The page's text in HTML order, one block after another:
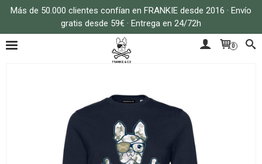
Más de 50.000 clientes confían en FRANKIE desde 2016 · Envío
gratis desde 59€ · Entrega en 24/72h
0